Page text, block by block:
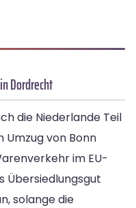
Dordrecht
die Niederlande Teil
Umzug von Bonn
im EU-
Übersiedlungsgut
solange die